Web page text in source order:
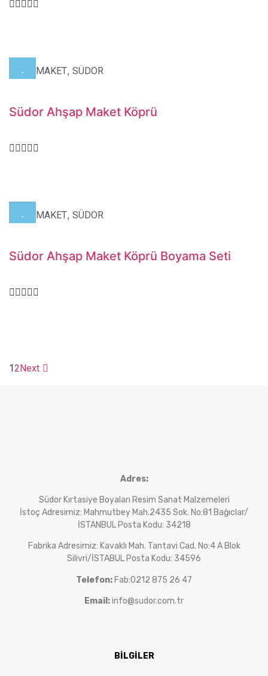
HOBİ MAKET, SÜDOR
Südor Ahşap Maket Köprü
HOBİ MAKET, SÜDOR
Südor Ahşap Maket Köprü Boyama Seti
12Next
Adres:
Südor Kırtasiye Boyaları Resim Sanat Malzemeleri
İstoç Adresimiz: Mahmutbey Mah.2435 Sok. No:81 Bağıclar/
İSTANBUL Posta Kodu: 34218
Fabrika Adresimiz: Kavaklı Mah. Tantavi Cad. No:4 A Blok
Silivri/İSTABUL Posta Kodu: 34596
Telefon: Fab:0212 875 26 47
Email:info@sudor.com.tr
BİLGİLER